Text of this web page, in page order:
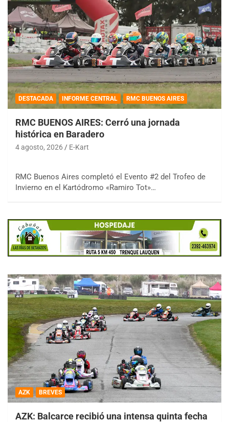
DESTACADA INFORME CENTRAL RMC BUENOS AIRES
RMC BUENOS AIRES: Cerró una jornada
histórica en Baradero
4 agosto, 2026 E-Kart
RMC Buenos Aires completó el Evento #2 del Trofeo de
Invierno en el Kartódromo «Ramiro Tot»…
AZK BREVES
AZK: Balcarce recibió una intensa quinta fecha